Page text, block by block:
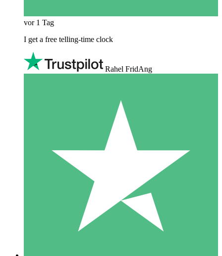
vor 1 Tag
I get a free telling-time clock
Rahel FridAng